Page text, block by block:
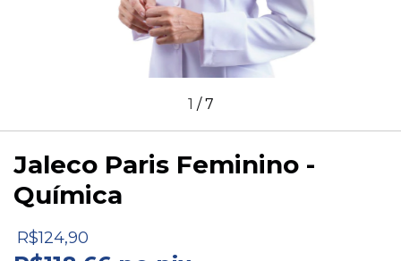
1 /7
Jaleco Paris Feminino -
Química
R$124,90